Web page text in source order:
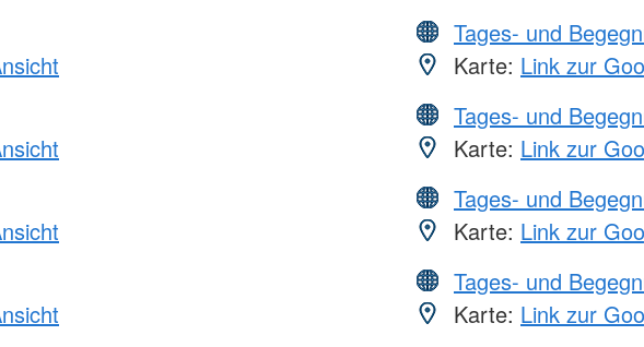
Tages- und
Karte: Link zur
Tages- und
Karte: Link zur
Tages- und
Karte: Link zur
Tages- und
Karte: Link zur